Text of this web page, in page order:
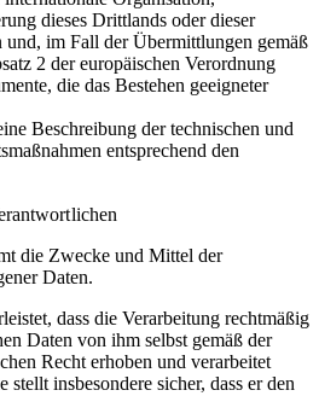
dieses Drittlands oder dieser
und, im Fall der Übermittlungen gemäß
2 der europäischen Verordnung
die das Bestehen geeigneter
Beschreibung der technischen und
entsprechend den
die Zwecke und Mittel der
Daten.
dass die Verarbeitung rechtmäßig
Daten von ihm selbst gemäß der
Recht erhoben und verarbeitet
insbesondere sicher, dass er den